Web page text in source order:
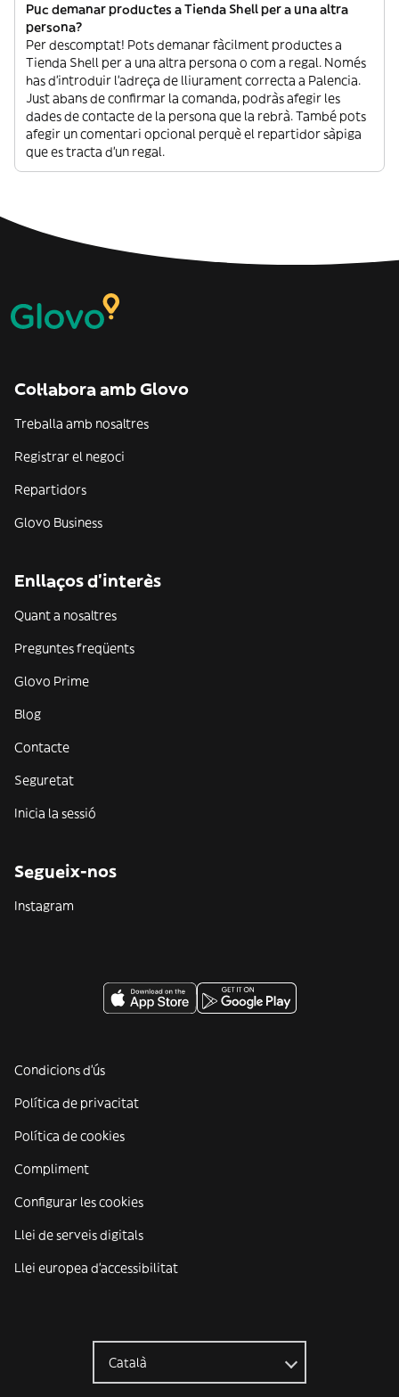
Puc demanar productes a Tienda Shell per a una altra
persona?
Per descomptat! Pots demanar fàcilment productes a
Tienda Shell per a una altra persona o com a regal. Només
has d’introduir l’adreça de lliurament correcta a Palencia.
Just abans de confirmar la comanda, podràs afegir les
dades de contacte de la persona que la rebrà. També pots
afegir un comentari opcional perquè el repartidor sàpiga
que es tracta d’un regal.
Col·labora amb Glovo
Treballa amb nosaltres
Registrar el negoci
Repartidors
Glovo Business
Enllaços d'interès
Quant a nosaltres
Preguntes freqüents
Glovo Prime
Blog
Contacte
Seguretat
Inicia la sessió
Segueix-nos
Instagram
Condicions d'ús
Política de privacitat
Política de cookies
Compliment
Configurar les cookies
Llei de serveis digitals
Llei europea d'accessibilitat